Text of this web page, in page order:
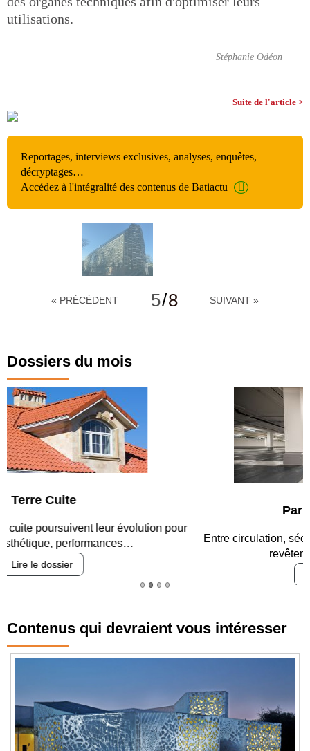
utilisations.
Stéphanie Odéon
Suite de l'article >
Reportages, interviews exclusives, analyses, enquêtes,
décryptages…
Accédez à l'intégralité des contenus de Batiactu
« PRÉCÉDENT 5/8 SUIVANT »
Dossiers du mois
Entre circulation, sécurisation des accès, durabilité des
Contenus qui devraient vous intéresser